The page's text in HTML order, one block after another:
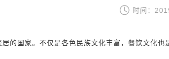
时间：
的国家。不仅是各色民族文化丰富，餐饮文化